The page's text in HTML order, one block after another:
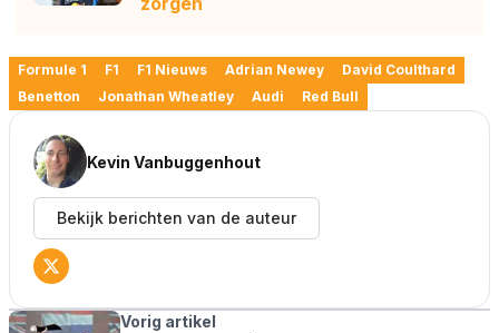
Formule 1 F1 F1 Nieuws Adrian Newey
David Coulthard
Benetton
Jonathan Wheatley Audi Red Bull
Kevin Vanbuggenhout
Bekijk berichten van de auteur
Vorig artikel